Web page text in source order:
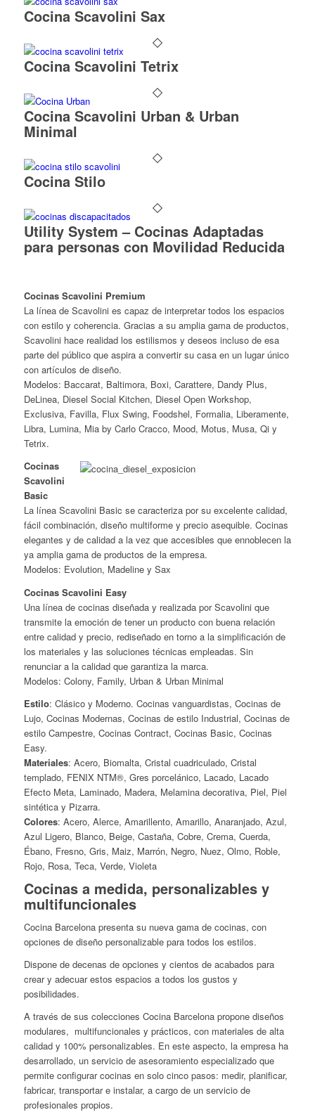
Cocina Scavolini Sax
Cocina Scavolini Tetrix
Cocina Scavolini Urban & Urban
Minimal
Cocina Stilo
Utility System – Cocinas Adaptadas
para personas con Movilidad Reducida
Cocinas Scavolini Premium
La línea de Scavolini es capaz de interpretar todos los espacios
con estilo y coherencia. Gracias a su amplia gama de productos,
Scavolini hace realidad los estilismos y deseos incluso de esa
parte del público que aspira a convertir su casa en un lugar único
con artículos de diseño.
Modelos: Baccarat, Baltimora, Boxi, Carattere, Dandy Plus,
DeLinea, Diesel Social Kitchen, Diesel Open Workshop,
Exclusiva, Favilla, Flux Swing, Foodshel, Formalia, Liberamente,
Libra, Lumina, Mia by Carlo Cracco, Mood, Motus, Musa, Qi y
Tetrix.
Cocinas
Scavolini
Basic
La línea Scavolini Basic se caracteriza por su excelente calidad,
fácil combinación, diseño multiforme y precio asequible. Cocinas
elegantes y de calidad a la vez que accesibles que ennoblecen la
ya amplia gama de productos de la empresa.
Modelos: Evolution, Madeline y Sax
Cocinas Scavolini Easy
Una línea de cocinas diseñada y realizada por Scavolini que
transmite la emoción de tener un producto con buena relación
entre calidad y precio, rediseñado en torno a la simplificación de
los materiales y las soluciones técnicas empleadas. Sin
renunciar a la calidad que garantiza la marca.
Modelos: Colony, Family, Urban & Urban Minimal
Estilo: Clásico y Moderno. Cocinas vanguardistas, Cocinas de
Lujo, Cocinas Modernas, Cocinas de estilo Industrial, Cocinas de
estilo Campestre, Cocinas Contract, Cocinas Basic, Cocinas
Easy.
Materiales: Acero, Biomalta, Cristal cuadriculado, Cristal
templado, FENIX NTM®, Gres porcelánico, Lacado, Lacado
Efecto Meta, Laminado, Madera, Melamina decorativa, Piel, Piel
sintética y Pizarra.
Colores: Acero, Alerce, Amarillento, Amarillo, Anaranjado, Azul,
Azul Ligero, Blanco, Beige, Castaña, Cobre, Crema, Cuerda,
Ébano, Fresno, Gris, Maiz, Marrón, Negro, Nuez, Olmo, Roble,
Rojo, Rosa, Teca, Verde, Violeta
Cocinas a medida, personalizables y
multifuncionales
Cocina Barcelona presenta su nueva gama de cocinas, con
opciones de diseño personalizable para todos los estilos.
Dispone de decenas de opciones y cientos de acabados para
crear y adecuar estos espacios a todos los gustos y
posibilidades.
A través de sus colecciones Cocina Barcelona propone diseños
modulares, multifuncionales y prácticos, con materiales de alta
calidad y 100% personalizables. En este aspecto, la empresa ha
desarrollado, un servicio de asesoramiento especializado que
permite configurar cocinas en solo cinco pasos: medir, planificar,
fabricar, transportar e instalar, a cargo de un servicio de
profesionales propios.